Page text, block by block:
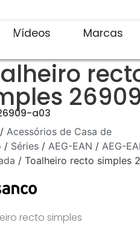
Vídeos Marcas
a03
/ Acessórios de Casa de
/ Séries/ AEG-EAN / AEG-
/ Toalheiro recto simples
recto simples